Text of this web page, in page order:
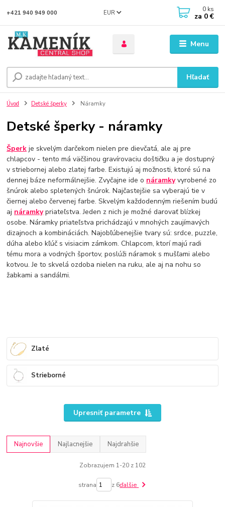
Menu
EUR
Hľadať
+421 940 949 000 0 ks
za 0 €
Úvod Detské šperky Náramky
Detské šperky - náramky
Šperk je skvelým darčekom nielen pre dievčatá, ale aj pre
chlapcov - tento má väčšinou gravírovaciu doštičku a je dostupný
v striebornej alebo zlatej farbe. Existujú aj možnosti, ktoré sú na
dennej báze neformálnejšie. Zvyčajne ide o náramkyvyrobené zo
šnúrok alebo spletených šnúrok. Najčastejšie sa vyberajú tie v
čiernej alebo červenej farbe. Skvelým každodenným riešením budú
aj náramkypriateľstva. Jeden z nich je možné darovať blízkej
osobe. Náramky priateľstva prichádzajú v mnohých zaujímavých
dizajnoch a kombináciách. Najobľúbenejšie tvary sú: srdce, puzzle,
dúha alebo kľúč s visiacim zámkom. Chlapcom, ktorí majú radi
tému mora a vodných športov, poslúži náramok s mušľami alebo
kotvou. Je to skvelá ozdoba nielen na ruku, ale aj na nohu so
žabkami a sandálmi.
Zlaté
Strieborné
Upresniť parametre
Najnovšie Najlacnejšie Najdrahšie
Zobrazujem 1-20 z 102
strana z 6ďalšie